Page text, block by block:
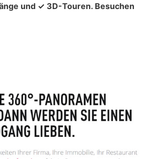
und ✓ 3D-Touren. Besuchen